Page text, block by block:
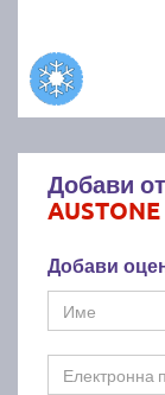
Добави
Добави